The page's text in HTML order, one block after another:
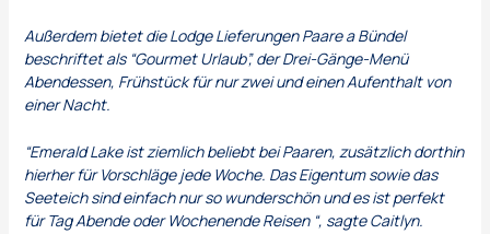
Außerdem bietet die Lodge Lieferungen Paare a Bündel
beschriftet als “Gourmet Urlaub”, der Drei-Gänge-Menü
Abendessen, Frühstück für nur zwei und einen Aufenthalt von
einer Nacht.
“Emerald Lake ist ziemlich beliebt bei Paaren, zusätzlich dorthin
hierher für Vorschläge jede Woche. Das Eigentum sowie das
Seeteich sind einfach nur so wunderschön und es ist perfekt
für Tag Abende oder Wochenende Reisen “, sagte Caitlyn.